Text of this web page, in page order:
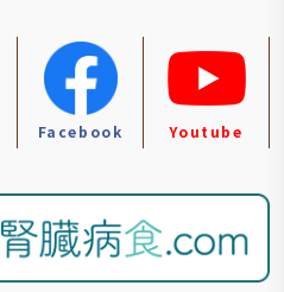
Facebook Youtube